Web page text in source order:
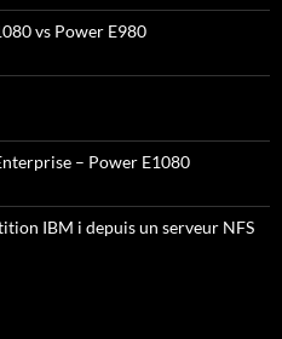
vs Power E980
– Power E1080
IBM i depuis un serveur NFS